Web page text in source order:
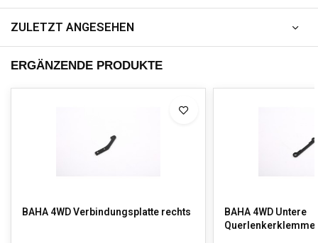
ZULETZT ANGESEHEN
ERGÄNZENDE PRODUKTE
BAHA 4WD Verbindungsplatte rechts
BAHA 4WD Untere